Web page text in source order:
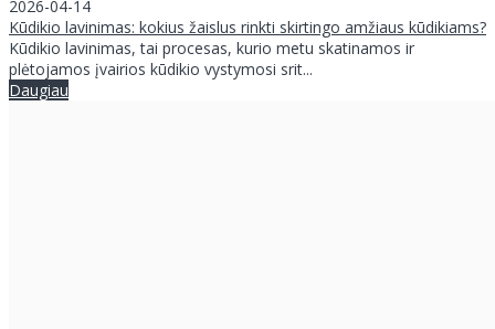
2026-04-14
Kūdikio lavinimas: kokius žaislus rinkti skirtingo amžiaus kūdikiams?
Kūdikio lavinimas, tai procesas, kurio metu skatinamos ir
plėtojamos įvairios kūdikio vystymosi srit...
Daugiau